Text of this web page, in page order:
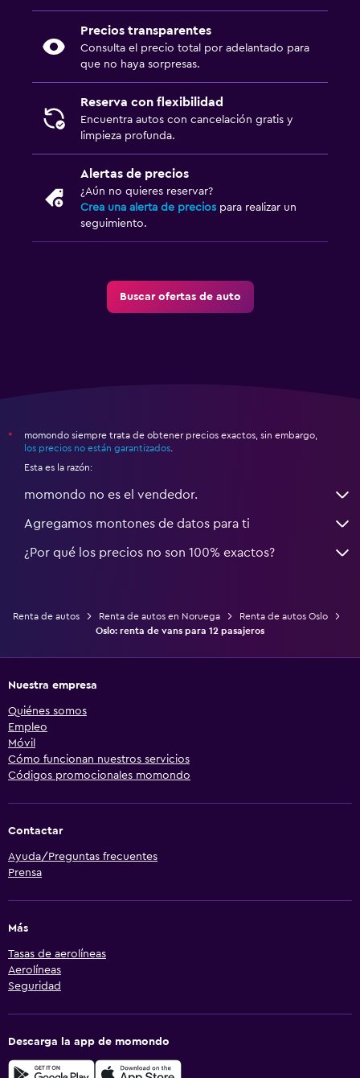
Precios transparentes
Consulta el precio total por adelantado para
que no haya sorpresas.
Reserva con flexibilidad
Encuentra autos con cancelación gratis y
limpieza profunda.
Alertas de precios
¿Aún no quieres reservar?
Crea una alerta de precios para realizar un
seguimiento.
Buscar ofertas de auto
*
momondo siempre trata de obtener precios exactos, sin embargo,
los precios no están garantizados.
Esta es la razón:
momondo no es el vendedor.
Agregamos montones de datos para ti
¿Por qué los precios no son 100% exactos?
Renta de autos Renta de autos en Noruega
Renta de autos Oslo
Oslo: renta de vans para 12 pasajeros
Nuestra empresa
Quiénes somos
Empleo
Móvil
Cómo funcionan nuestros servicios
Códigos promocionales momondo
Contactar
Ayuda/Preguntas frecuentes
Prensa
Más
Tasas de aerolíneas
Aerolíneas
Seguridad
Descarga la app de momondo